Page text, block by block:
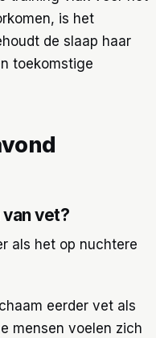
is het
de slaap haar
toekomstige
vet?
als het op nuchtere
eerder vet als
mensen voelen zich